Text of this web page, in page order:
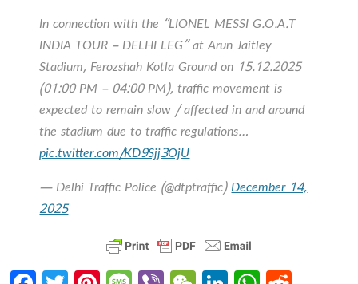
In connection with the “LIONEL MESSI G.O.A.T
INDIA TOUR – DELHI LEG” at Arun Jaitley
Stadium, Ferozshah Kotla Ground on 15.12.2025
(01:00 PM – 04:00 PM), traffic movement is
expected to remain slow / affected in and around
the stadium due to traffic regulations…
pic.twitter.com/KD9Sjj3OjU
— Delhi Traffic Police (@dtptraffic)December 14,
2025